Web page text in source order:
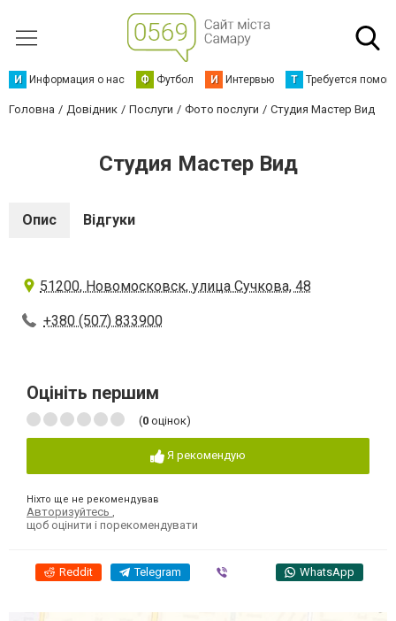
И Информация о нас Ф Футбол И Интервью Т Требуется
Головна Довідник Послуги Фото послуги Студия Мастер Вид
Студия Мастер Вид
Опис Відгуки
51200, Новомосковск, улица Сучкова, 48
+380 (507) 833900
Оцініть першим
(0 оцінок)
Я рекомендую
Ніхто ще не рекомендував
Авторизуйтесь
щоб оцінити і порекомендувати
Reddit Telegram WhatsApp